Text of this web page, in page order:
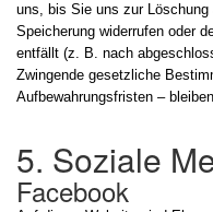
uns, bis Sie uns zur
Speicherung widerrufen oder
entfällt (z. B. nach
Zwingende gesetzliche
Aufbewahrungsfristen –
5. Soziale
Facebook